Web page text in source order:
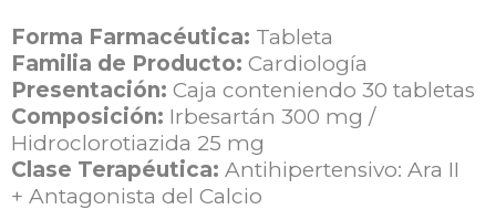
Forma Farmacéutica: Tableta
Familia de Producto: Cardiología
Presentación: Caja conteniendo 30 tabletas
Composición: Irbesartán 300 mg /
Hidroclorotiazida 25 mg
Clase Terapéutica: Antihipertensivo: Ara II
+ Antagonista del Calcio